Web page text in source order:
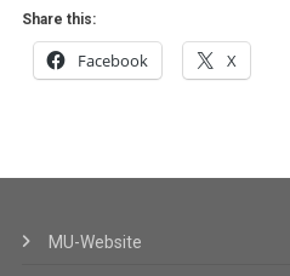
Share this:
Facebook X
MU-Website